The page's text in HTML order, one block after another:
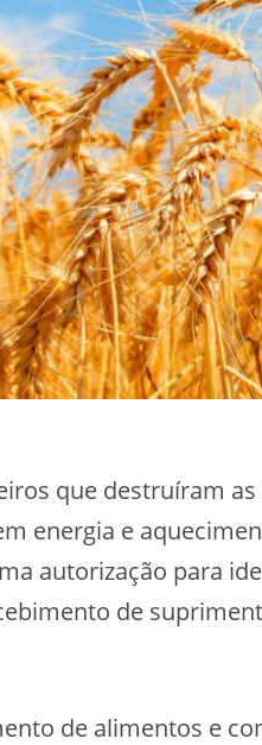
que destruíram
energia e
autorização para
de
de alimentos e